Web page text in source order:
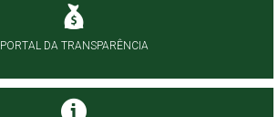
PORTAL DA TRANSPARÊNCIA